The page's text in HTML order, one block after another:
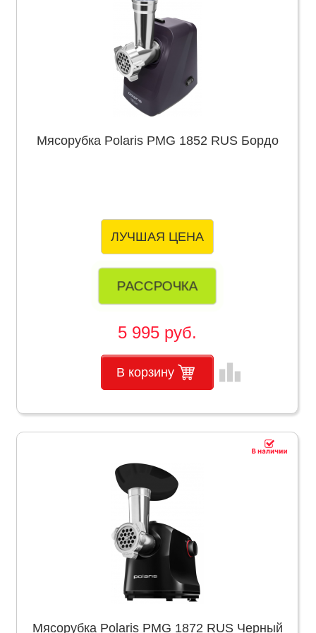
Мясорубка Polaris PMG 1852 RUS Бордо
ЛУЧШАЯ ЦЕНА
РАССРОЧКА
5 995 руб.
В корзину leaderboard
Мясорубка Polaris PMG 1872 RUS Черный